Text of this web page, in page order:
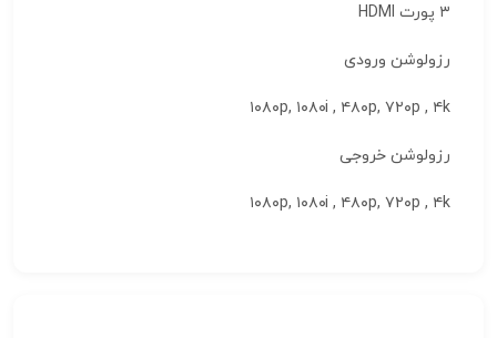
۳ پورت HDMI
رزولوشن ورودی
۱۰۸۰p, ۱۰۸۰i , ۴۸۰p, ۷۲۰p , ۴k
رزولوشن خروجی
۱۰۸۰p, ۱۰۸۰i , ۴۸۰p, ۷۲۰p , ۴k